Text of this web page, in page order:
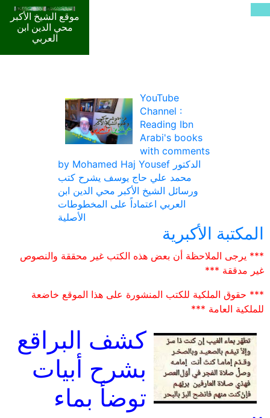
موقع الشيخ الأكبر
محي الدين ابن
العربي
YouTube
Channel :
Reading Ibn
Arabi's books
with comments
by Mohamed Haj Yousef الدكتور
محمد علي حاج يوسف يشرح كتب
ورسائل الشيخ الأكبر محي الدين ابن
العربي اعتماداً على المخطوطات
الأصلية
المكتبة الأكبرية
*** يرجى الملاحظة أن بعض هذه الكتب غير محققة والنصوص
غير مدققة ***
*** حقوق الملكية للكتب المنشورة على هذا الموقع خاضعة
للملكية العامة ***
كشف البراقع
بشرح أبيات
توضأ بماء